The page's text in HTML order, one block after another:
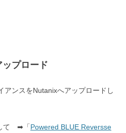
ップロード
アンスをNutanixへアップロードし
て ➡「Powered BLUE Reversse